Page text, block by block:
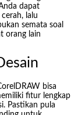
dapat
lalu
semata soal
orang lain
bisa
fitur lengkap
Pastikan pula